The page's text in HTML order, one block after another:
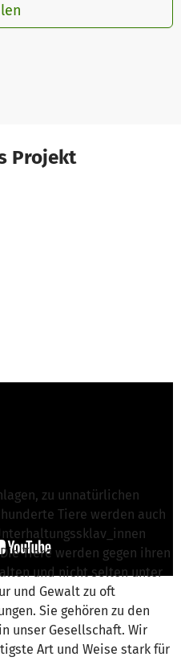
Projekt
zu unnatürlichen
Tiere werden auch
Tiere werden gegen ihren
und nicht selten unter
und Gewalt zu oft
Sie gehören zu den
unser Gesellschaft. Wir
Art und Weise stark für